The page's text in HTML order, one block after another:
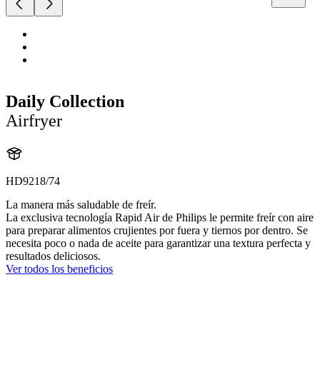
Daily Collection
Airfryer
HD9218/74
La manera más saludable de freír.
La exclusiva tecnología Rapid Air de Philips le permite freír con aire
para preparar alimentos crujientes por fuera y tiernos por dentro. Se
necesita poco o nada de aceite para garantizar una textura perfecta y
resultados deliciosos.
Ver todos los beneficios